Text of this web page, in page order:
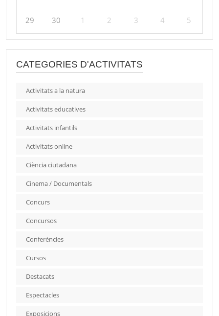
29 30 1 2 3 4 5
CATEGORIES D'ACTIVITATS
Activitats a la natura
Activitats educatives
Activitats infantils
Activitats online
Ciència ciutadana
Cinema / Documentals
Concurs
Concursos
Conferències
Cursos
Destacats
Espectacles
Exposicions